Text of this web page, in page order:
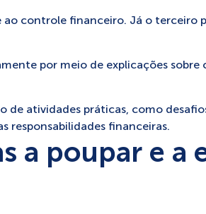
controle financeiro. Já o terceiro
por meio de explicações
de atividades práticas, como
responsabilidades financeiras.
a poupar e a